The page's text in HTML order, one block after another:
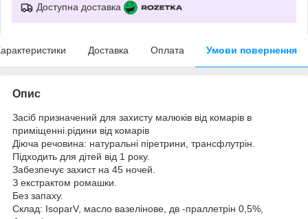
Доступна доставка
Доставка Оплата Умови повернення
Опис
Засіб призначений для захисту малюків від комарів в
приміщенні.рідини від комарів
Діюча речовина: натуральні піретрини, трансфлутрін.
Підходить для дітей від 1 року.
Забезпечує захист на 45 ночей.
З екстрактом ромашки.
Без запаху.
Склад: IsoparV, масло вазелінове, дв -праллетрін 0,5%,